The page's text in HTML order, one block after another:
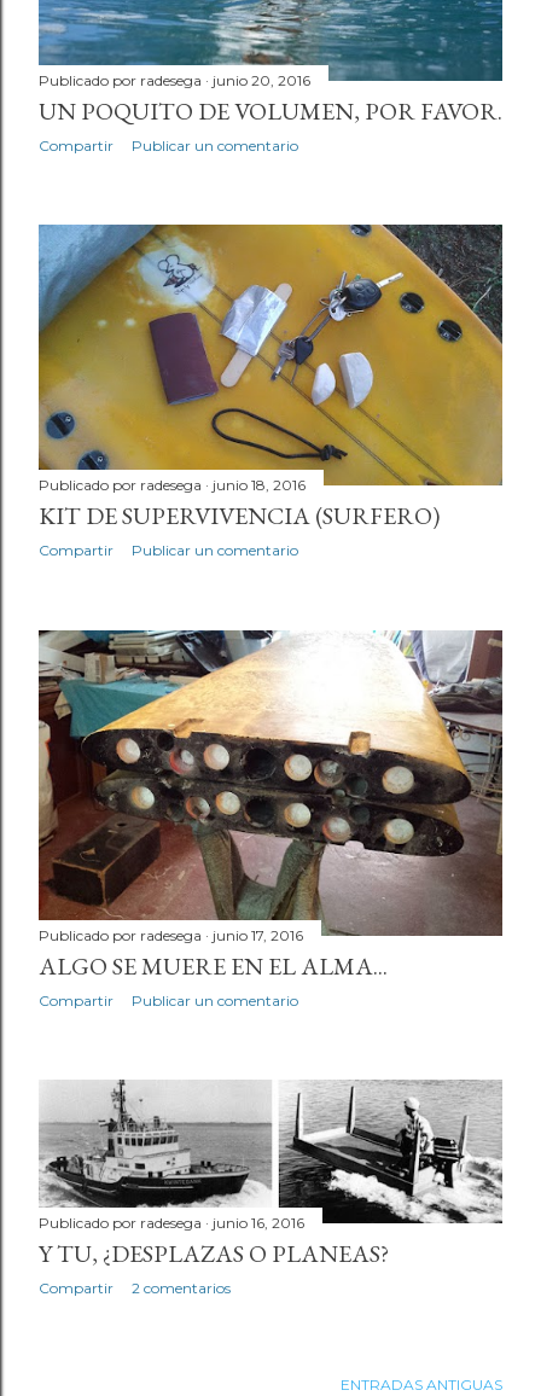
Publicado por radesega junio 20, 2016
UN POQUITO DE VOLUMEN, POR FAVOR.
Compartir Publicar un comentario
Publicado por radesega junio 18, 2016
KIT DE SUPERVIVENCIA (SURFERO)
Compartir Publicar un comentario
Publicado por radesega junio 17, 2016
ALGO SE MUERE EN EL ALMA...
Compartir Publicar un comentario
Publicado por radesega junio 16, 2016
Y TU, ¿DESPLAZAS O PLANEAS?
Compartir 2 comentarios
ENTRADAS ANTIGUAS